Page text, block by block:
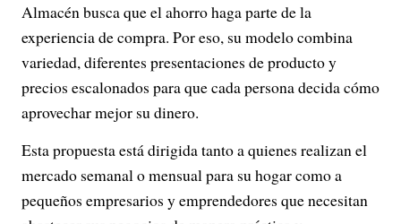
Almacén busca que el ahorro haga parte de la
experiencia de compra. Por eso, su modelo combina
variedad, diferentes presentaciones de producto y
precios escalonados para que cada persona decida cómo
aprovechar mejor su dinero.
Esta propuesta está dirigida tanto a quienes realizan el
mercado semanal o mensual para su hogar como a
pequeños empresarios y emprendedores que necesitan